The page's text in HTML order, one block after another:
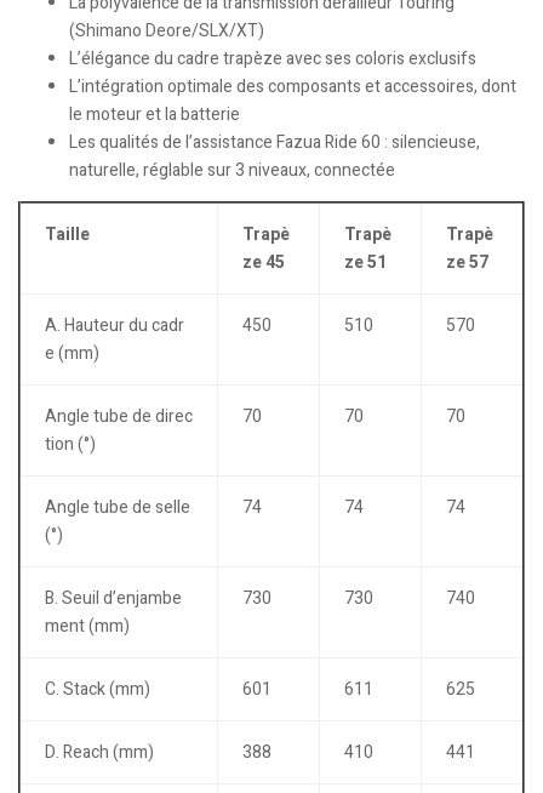
(Shimano Deore/SLX/XT)
L’élégance du cadre trapèze avec ses coloris exclusifs
L’intégration optimale des composants et accessoires, dont
le moteur et la batterie
Les qualités de l’assistance Fazua Ride 60 : silencieuse,
naturelle, réglable sur 3 niveaux, connectée
Taille
Trapè
ze 45
Trapè
ze 51
Trapè
ze 57
A. Hauteur du cadr
e (mm)
450 510 570
Angle tube de direc
tion (°)
70 70 70
Angle tube de selle
(°)
74 74 74
B. Seuil d’enjambe
ment (mm)
730 730 740
C. Stack (mm) 601 611 625
D. Reach (mm) 388 410 441